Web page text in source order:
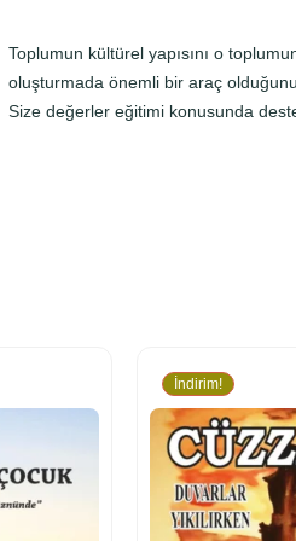
Toplumun kültürel yapısını o
oluşturmada önemli bir araç
Size değerler eğitimi konusunda
İndirim!